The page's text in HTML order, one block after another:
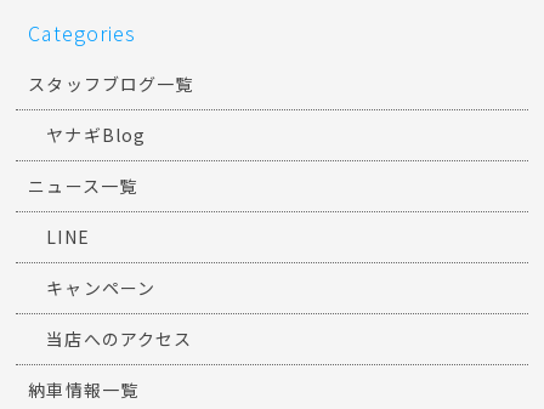
Categories
スタッフブログ一覧
ヤナギBlog
ニュース一覧
LINE
キャンペーン
当店へのアクセス
納車情報一覧